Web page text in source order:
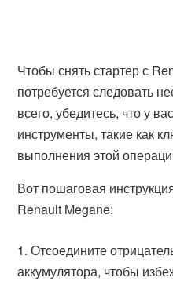
Чтобы снять стартер с
потребуется следовать
всего, убедитесь, что у
инструменты, такие как
выполнения этой
Вот пошаговая
Renault Megane:
Отсоедините
аккумулятора, чтобы